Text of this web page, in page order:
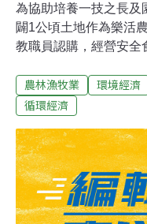
為協助培養一技之長及
闢1公頃土地作為樂活
教職員認購，經營安全
公益使用。嘉智校長
童，闢建樂活農場用意
後效果頗佳，1公頃的
菜為主；冬天則是種植
可帶回家，另也開放校
讓眾人吃的安全又健
外，還有嘉大農園藝系
農林漁牧業 環境經濟
循環經濟